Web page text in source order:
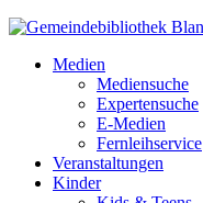
Medien
Mediensuche
Expertensuche
E-Medien
Fernleihservice
Veranstaltungen
Kinder